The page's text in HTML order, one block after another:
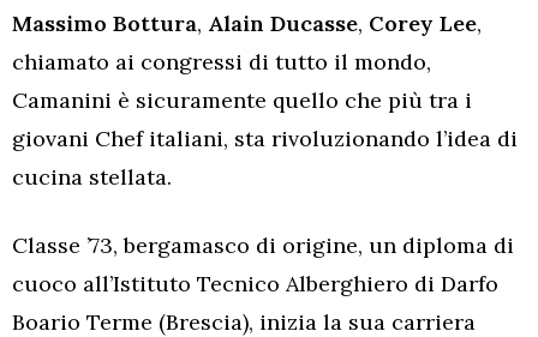
Massimo Bottura, Alain Ducasse, Corey Lee,
chiamato ai congressi di tutto il mondo,
Camanini è sicuramente quello che più tra i
giovani Chef italiani, sta rivoluzionando l’idea di
cucina stellata.
Classe ’73, bergamasco di origine, un diploma di
cuoco all’Istituto Tecnico Alberghiero di Darfo
Boario Terme (Brescia), inizia la sua carriera